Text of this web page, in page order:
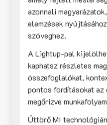
azonnali
elemzések
szöveghez.
A Lightup-pal
kaphatsz részletes
összefoglalókat,
pontos fordításokat az
megőrizve
Úttörő MI